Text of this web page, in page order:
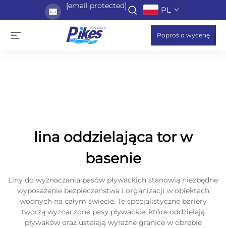
[email protected] PL
Poproś o wycenę
lina oddzielająca tor w
basenie
Liny do wyznaczania pasów pływackich stanowią niezbędne
wyposażenie bezpieczeństwa i organizacji w obiektach
wodnych na całym świecie. Te specjalistyczne bariery
tworzą wyznaczone pasy pływackie, które oddzielają
pływaków oraz ustalają wyraźne granice w obrębie